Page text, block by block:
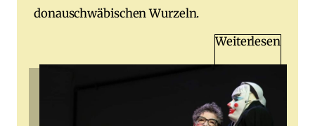
donauschwäbischen Wurzeln.
Weiterlesen